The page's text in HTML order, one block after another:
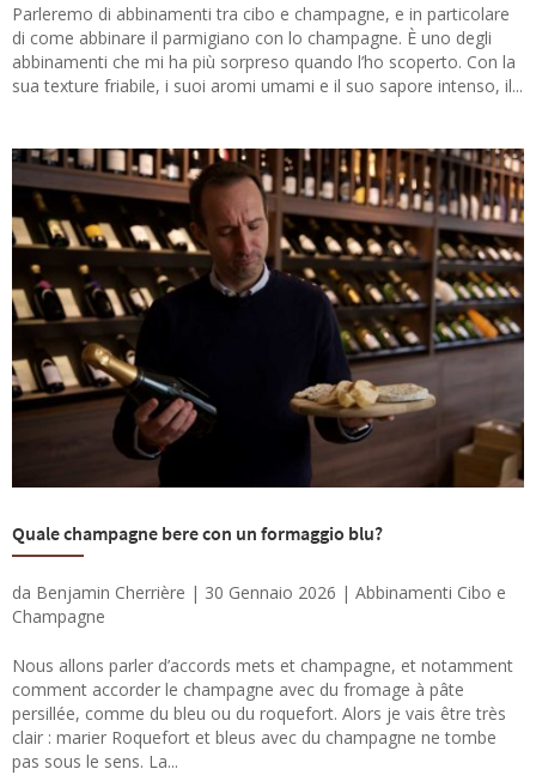
Parleremo di abbinamenti tra cibo e champagne, e in particolare
di come abbinare il parmigiano con lo champagne. È uno degli
abbinamenti che mi ha più sorpreso quando l’ho scoperto. Con la
sua texture friabile, i suoi aromi umami e il suo sapore intenso, il...
Quale champagne bere con un formaggio blu?
da Benjamin Cherrière | 30 Gennaio 2026 | Abbinamenti Cibo e
Champagne
Nous allons parler d’accords mets et champagne, et notamment
comment accorder le champagne avec du fromage à pâte
persillée, comme du bleu ou du roquefort. Alors je vais être très
clair : marier Roquefort et bleus avec du champagne ne tombe
pas sous le sens. La...